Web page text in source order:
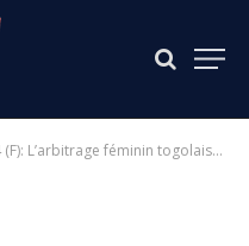
féminin togolais aux commandes de Niger-Tunisie